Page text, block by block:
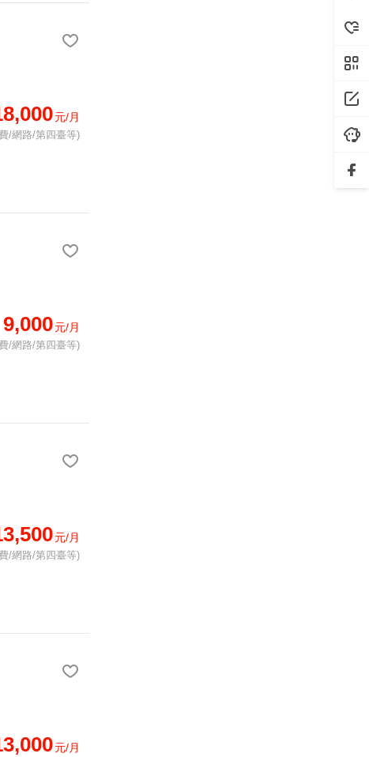
元/月
/網路/第四臺等)
9,000元/月
/網路/第四臺等)
元/月
/網路/第四臺等)
元/月